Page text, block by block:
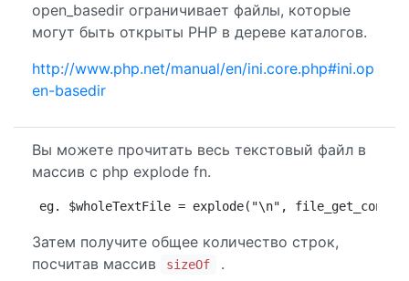
open_basedir ограничивает файлы, которые
могут быть открыты PHP в дереве каталогов.
http://www.php.net/manual/en/ini.core.php#ini.op
en-basedir
Вы можете прочитать весь текстовый файл в
массив с php explode fn.
eg. $wholeTextFile = explode("\n",
Затем получите общее количество строк,
посчитав массив
sizeOf .